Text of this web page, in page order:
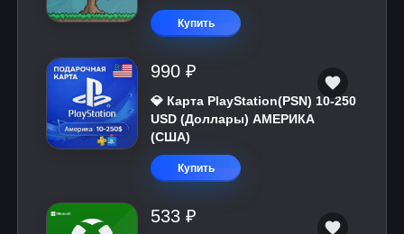
Купить
990 ₽
💎 Карта PlayStation(PSN) 10-250
USD (Доллары) АМЕРИКА
(США)
Купить
533 ₽